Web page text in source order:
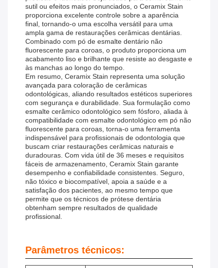
sutil ou efeitos mais pronunciados, o Ceramix Stain
proporciona excelente controle sobre a aparência
final, tornando-o uma escolha versátil para uma
ampla gama de restaurações cerâmicas dentárias.
Combinado com pó de esmalte dentário não
fluorescente para coroas, o produto proporciona um
acabamento liso e brilhante que resiste ao desgaste e
às manchas ao longo do tempo.
Em resumo, Ceramix Stain representa uma solução
avançada para coloração de cerâmicas
odontológicas, aliando resultados estéticos superiores
com segurança e durabilidade. Sua formulação como
esmalte cerâmico odontológico sem fósforo, aliada à
compatibilidade com esmalte odontológico em pó não
fluorescente para coroas, torna-o uma ferramenta
indispensável para profissionais de odontologia que
buscam criar restaurações cerâmicas naturais e
duradouras. Com vida útil de 36 meses e requisitos
fáceis de armazenamento, Ceramix Stain garante
desempenho e confiabilidade consistentes. Seguro,
não tóxico e biocompatível, apoia a saúde e a
satisfação dos pacientes, ao mesmo tempo que
permite que os técnicos de prótese dentária
obtenham sempre resultados de qualidade
profissional.
Parâmetros técnicos: